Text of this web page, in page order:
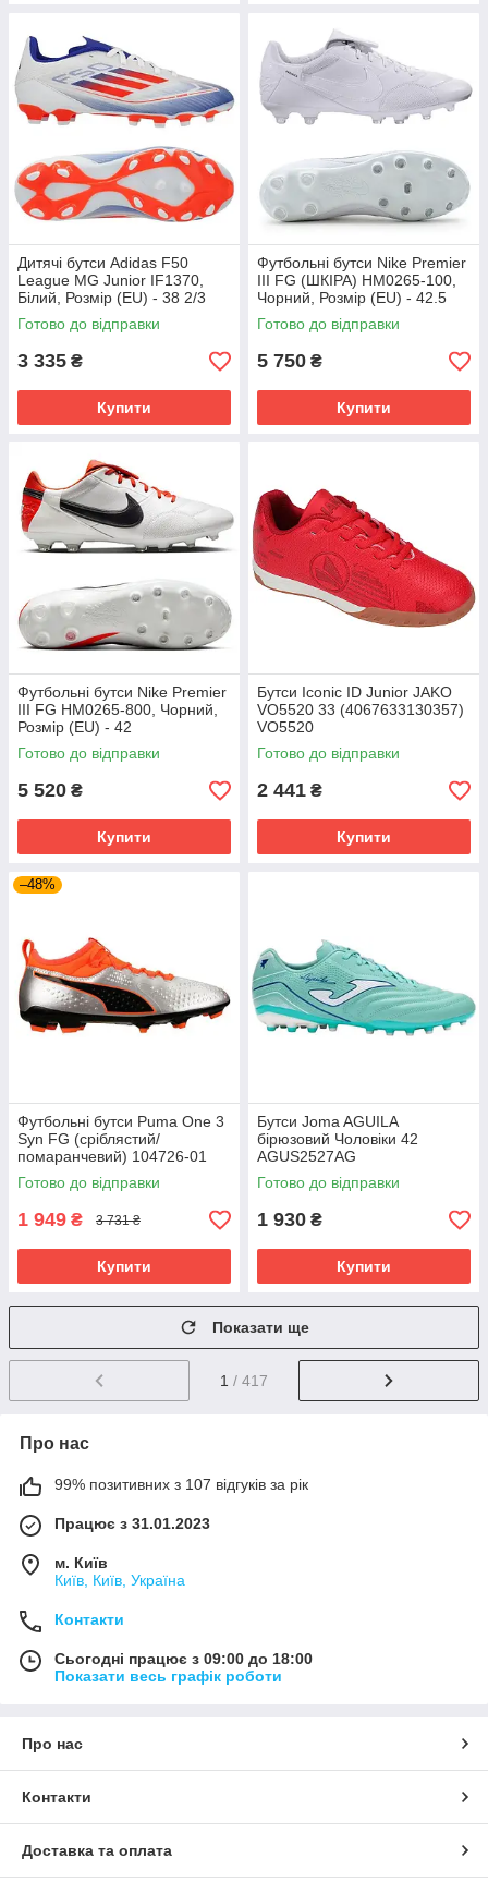
Дитячі бутси Adidas F50
League MG Junior IF1370,
Білий, Розмір (EU) - 38 2/3
Готово до відправки
3 335 ₴
Купити
Футбольні бутси Nike Premier
III FG (ШКІРА) HM0265-100,
Чорний, Розмір (EU) - 42.5
Готово до відправки
5 750 ₴
Купити
Футбольні бутси Nike Premier
III FG HM0265-800, Чорний,
Розмір (EU) - 42
Готово до відправки
5 520 ₴
Купити
Бутси Iconic ID Junior JAKO
VO5520 33 (4067633130357)
VO5520
Готово до відправки
2 441 ₴
Купити
–48%
Футбольні бутси Puma One 3
Syn FG (сріблястий/
помаранчевий) 104726-01
Розмір EU: 46
Готово до відправки
1 949 ₴ 3 731 ₴
Купити
Бутси Joma AGUILA
бірюзовий Чоловіки 42
AGUS2527AG
Готово до відправки
1 930 ₴
Купити
Показати ще
1 / 417
Про нас
99% позитивних з 107 відгуків за рік
Працює з 31.01.2023
м. Київ
Київ, Київ, Україна
Контакти
Сьогодні працює з 09:00 до 18:00
Показати весь графік роботи
Про нас
Контакти
Доставка та оплата